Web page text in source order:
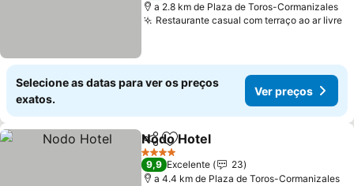
a 2.8 km de Plaza de Toros-Cormanizales
Restaurante casual com terraço ao ar livre
Selecione as datas para ver os preços
exatos.
Ver preços
PartilharAdicionar aos favoritos
Nodo Hotel
4 Estrelas
9,9 Excelente
23
a 4.4 km de Plaza de Toros-Cormanizales